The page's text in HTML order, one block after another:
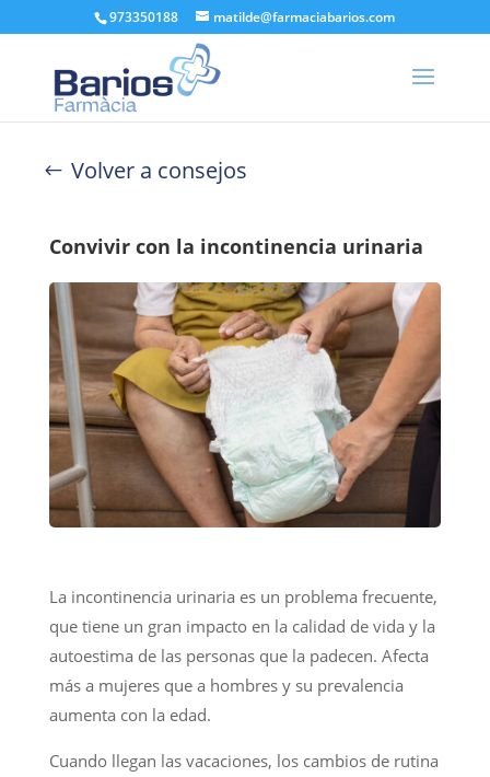
973350188 matilde@farmaciabarios.com
Volver a consejos
Convivir con la incontinencia urinaria
La incontinencia urinaria es un problema frecuente,
que tiene un gran impacto en la calidad de vida y la
autoestima de las personas que la padecen. Afecta
más a mujeres que a hombres y su prevalencia
aumenta con la edad.
Cuando llegan las vacaciones, los cambios de rutina